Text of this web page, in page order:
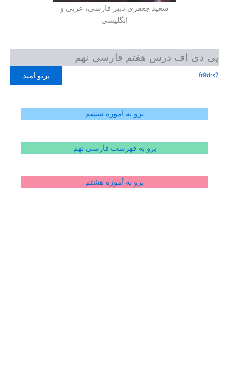
سعید جعفری دبیر فارسی، عربی و
انگلیسی
پی دی اف درس هفتم فارسی نهم
fr9drs7 پرتو امید
برو به آموزه ششم
برو به فهرست فارسی نهم
برو به آموزه هشتم